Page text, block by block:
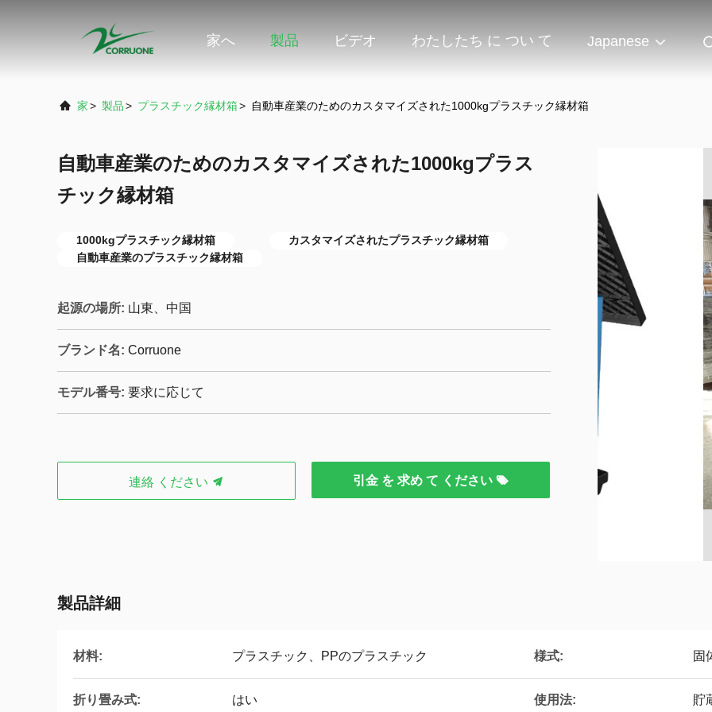
家へ 製品 ビデオ わたしたち に つい て Japanese
家> 製品> プラスチック縁材箱> 自動車産業のためのカスタマイズされた1000kgプラスチック縁材箱
自動車産業のためのカスタマイズされた1000kgプラス
チック縁材箱
1000kgプラスチック縁材箱
カスタマイズされたプラスチック縁材箱
自動車産業のプラスチック縁材箱
起源の場所: 山東、中国
ブランド名: Corruone
モデル番号: 要求に応じて
連絡 ください 引金 を 求め て ください
製品詳細
材料: プラスチック、PPのプラスチック 様式: 固
折り畳み式: はい 使用法: 貯